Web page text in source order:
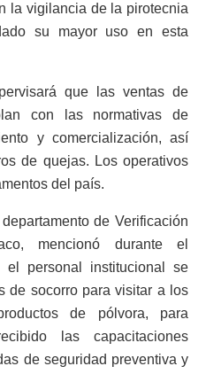
la vigilancia de la pirotecnia
su mayor uso en esta
que las ventas de
con las normativas de
y comercialización, así
de quejas. Los operativos
del país.
de Verificación
mencionó durante el
el personal institucional se
de socorro para visitar a los
de pólvora, para
las capacitaciones
de seguridad preventiva y